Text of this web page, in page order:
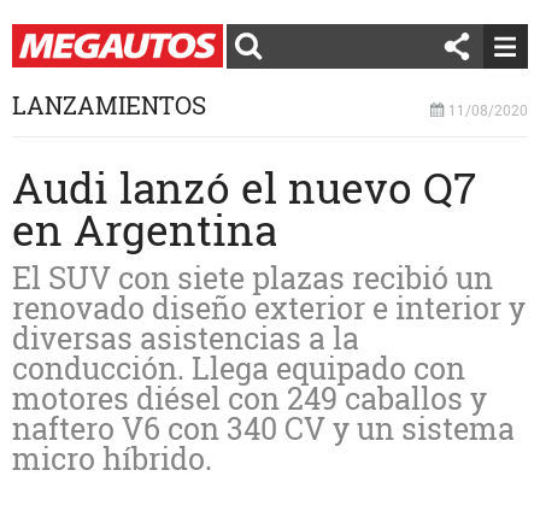
LANZAMIENTOS 11/08/2020
Audi lanzó el nuevo Q7
en Argentina
El SUV con siete plazas recibió un
renovado diseño exterior e interior y
diversas asistencias a la
conducción. Llega equipado con
motores diésel con 249 caballos y
naftero V6 con 340 CV y un sistema
micro híbrido.